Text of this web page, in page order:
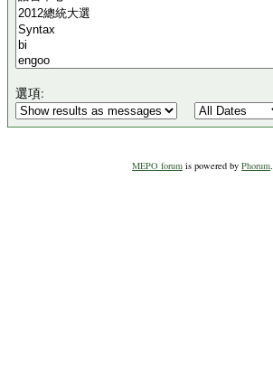
選項:
MEPO forum is powered by Phorum.